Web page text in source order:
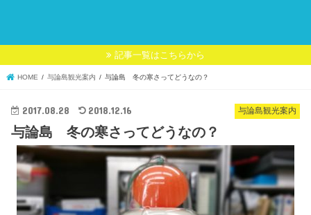
記事一覧はこちらから
HOME 与論島観光案内 与論島 冬の寒さってどうなの？
与論島観光案内
2017.08.28 2018.12.16
与論島 冬の寒さってどうなの？